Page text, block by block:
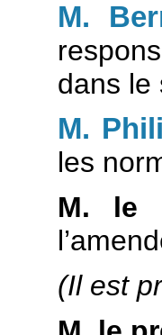
M.
dans le
M.
les
M. le
(Il est